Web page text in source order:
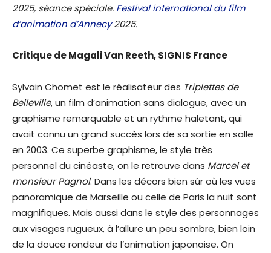
2025, séance spéciale. Festival international du film
d’animation d’Annecy2025.
Critique de Magali Van Reeth, SIGNIS France
Sylvain Chomet est le réalisateur des Triplettes de
Belleville, un film d’animation sans dialogue, avec un
graphisme remarquable et un rythme haletant, qui
avait connu un grand succès lors de sa sortie en salle
en 2003. Ce superbe graphisme, le style très
personnel du cinéaste, on le retrouve dans Marcel et
monsieur Pagnol. Dans les décors bien sûr où les vues
panoramique de Marseille ou celle de Paris la nuit sont
magnifiques. Mais aussi dans le style des personnages
aux visages rugueux, à l’allure un peu sombre, bien loin
de la douce rondeur de l’animation japonaise. On